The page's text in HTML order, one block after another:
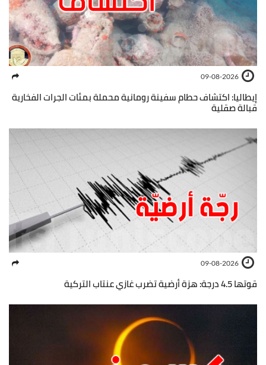
09-08-2026
إيطاليا: اكتشاف حطام سفينة رومانية محملة بمئات الجرات الفخارية
قبالة صقلية
09-08-2026
قوتها 4.5 درجة: هزة أرضية تضرب غازي عنتاب التركية